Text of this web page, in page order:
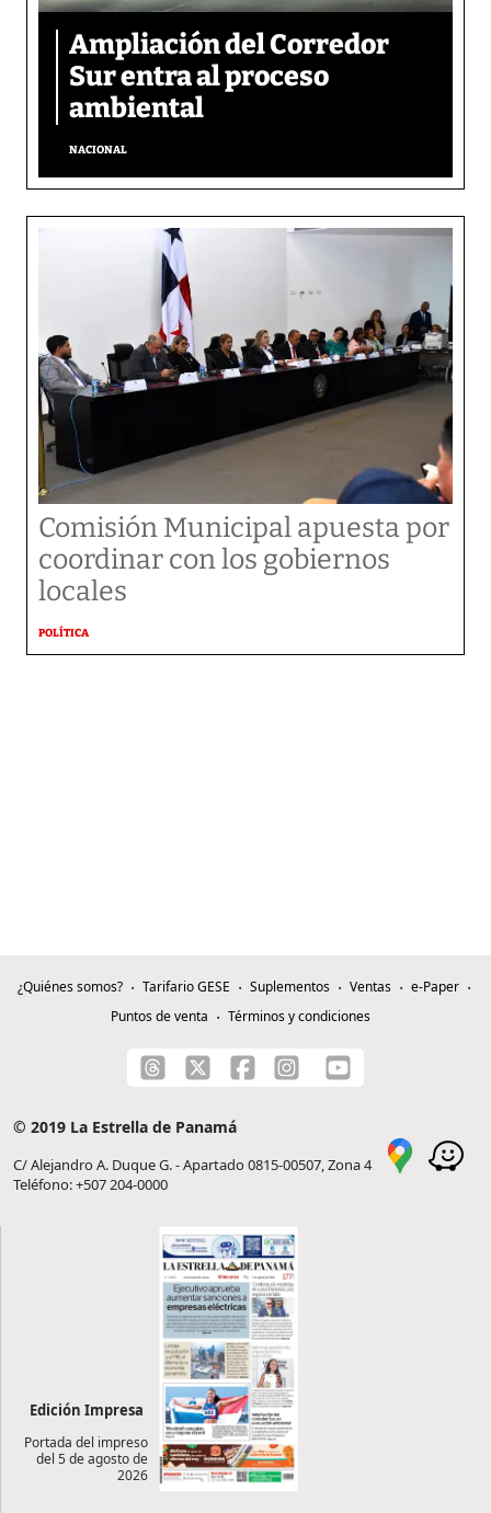
Ampliación del Corredor
Sur entra al proceso
ambiental
NACIONAL
Comisión Municipal apuesta por
coordinar con los gobiernos
locales
POLÍTICA
¿Quiénes somos? Tarifario GESE Suplementos Ventas
e-Paper
Puntos de venta
Términos y condiciones
© 2019 La Estrella de Panamá
C/ Alejandro A. Duque G. - Apartado 0815-00507, Zona 4
Teléfono: +507 204-0000
Edición Impresa
Portada del impreso
del 5 de agosto de
2026